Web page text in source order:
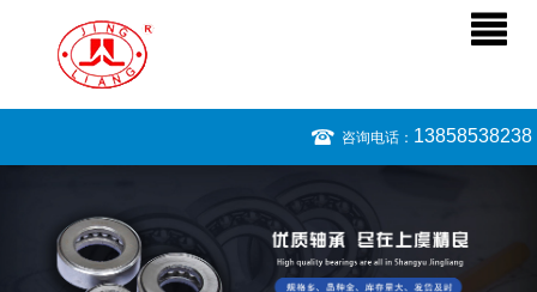
咨询电话： 13858538238